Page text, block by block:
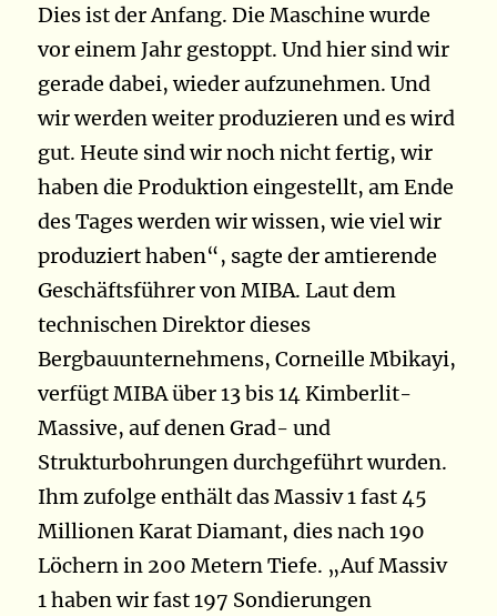
Dies ist der Anfang. Die Maschine wurde
vor einem Jahr gestoppt. Und hier sind wir
gerade dabei, wieder aufzunehmen. Und
wir werden weiter produzieren und es wird
gut. Heute sind wir noch nicht fertig, wir
haben die Produktion eingestellt, am Ende
des Tages werden wir wissen, wie viel wir
produziert haben“, sagte der amtierende
Geschäftsführer von MIBA. Laut dem
technischen Direktor dieses
Bergbauunternehmens, Corneille Mbikayi,
verfügt MIBA über 13 bis 14 Kimberlit-
Massive, auf denen Grad- und
Strukturbohrungen durchgeführt wurden.
Ihm zufolge enthält das Massiv 1 fast 45
Millionen Karat Diamant, dies nach 190
Löchern in 200 Metern Tiefe. „Auf Massiv
1 haben wir fast 197 Sondierungen